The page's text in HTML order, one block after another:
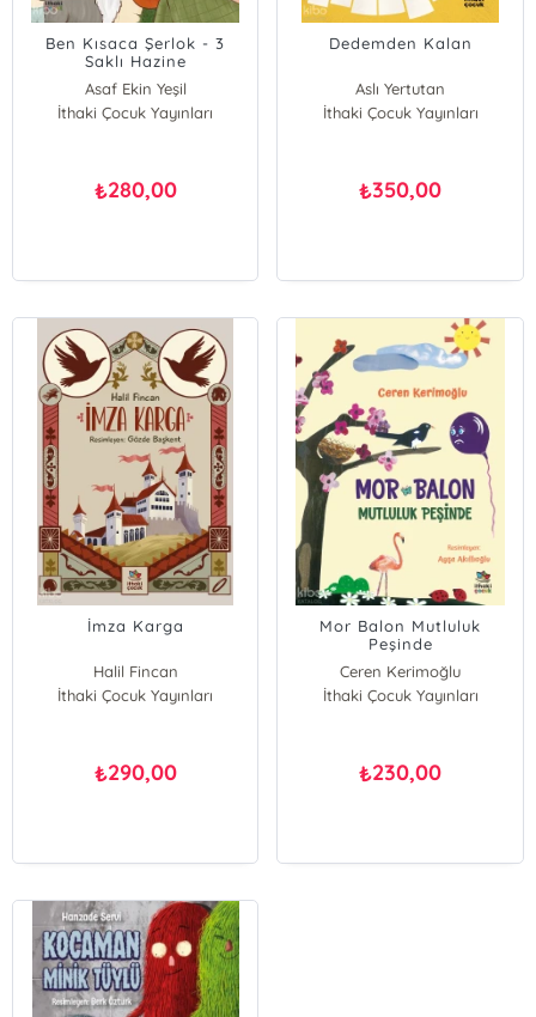
Ben Kısaca Şerlok - 3
Saklı Hazine
Asaf Ekin Yeşil
İthaki Çocuk Yayınları
₺280,00
Dedemden Kalan
Aslı Yertutan
İthaki Çocuk Yayınları
₺350,00
İmza Karga
Halil Fincan
İthaki Çocuk Yayınları
₺290,00
Mor Balon Mutluluk
Peşinde
Ceren Kerimoğlu
İthaki Çocuk Yayınları
₺230,00